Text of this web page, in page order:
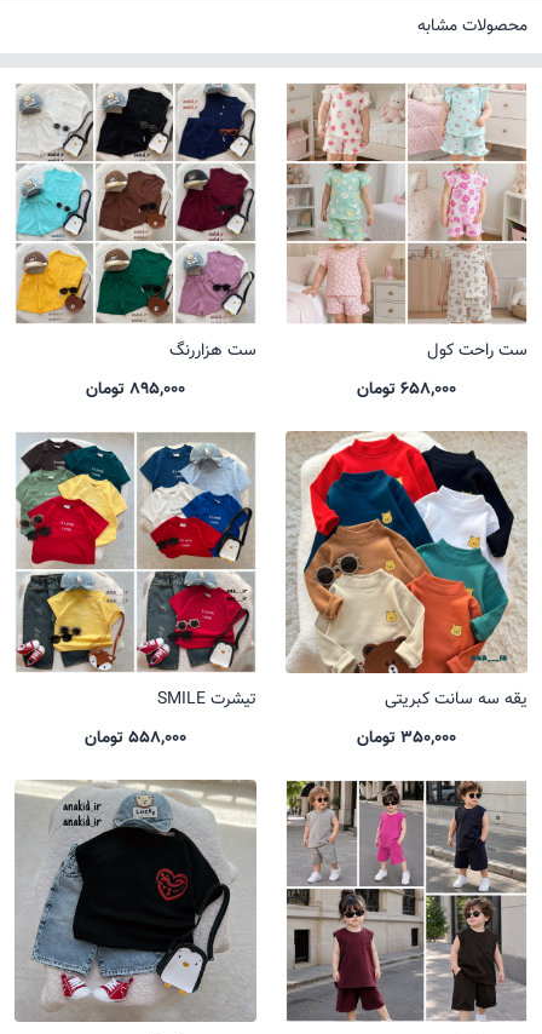
محصولات مشابه
ست راحت کول
658,000 تومان
ست هزاررنگ
895,000 تومان
یقه سه سانت کبریتی
350,000 تومان
تیشرت SMILE
558,000 تومان